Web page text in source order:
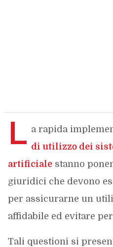
L a rapida
di utilizzo dei
artificialestanno
giuridici che devono
per assicurarne un
affidabile ed evitare
Tali questioni si